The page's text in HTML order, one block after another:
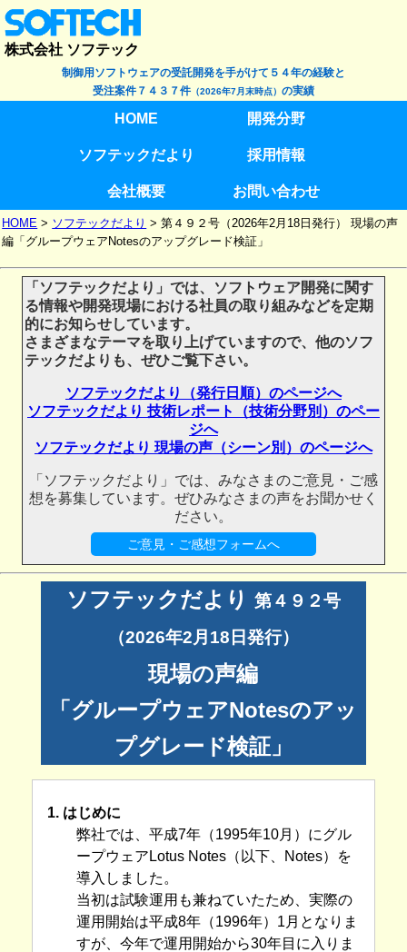
株式会社 ソフテック
制御用ソフトウェアの受託開発を手がけて５４年の経験と
受注案件７４３７件 （2026年7月末時点） の実績
HOME 開発分野
ソフテックだより 採用情報
会社概要 お問い合わせ
HOME > ソフテックだより >第４９２号（2026年2月18日発行） 現場の声
編「グループウェアNotesのアップグレード検証」
「ソフテックだより」では、ソフトウェア開発に関す
る情報や開発現場における社員の取り組みなどを定期
的にお知らせしています。
さまざまなテーマを取り上げていますので、他のソフ
テックだよりも、ぜひご覧下さい。
ソフテックだより（発行日順）のページへ
ソフテックだより 技術レポート（技術分野別）のペー
ジへ
ソフテックだより 現場の声（シーン別）のページへ
「ソフテックだより」では、みなさまのご意見・ご感
想を募集しています。ぜひみなさまの声をお聞かせく
ださい。
ご意見・ご感想フォームへ
ソフテックだより
第４９２号
（2026年2月18日発行）
現場の声編
「グループウェアNotesのアッ
プグレード検証」
1. はじめに
弊社では、平成7年（1995年10月）にグル
ープウェアLotus Notes（以下、Notes）を
導入しました。
当初は試験運用も兼ねていたため、実際の
運用開始は平成8年（1996年）1月となりま
すが、今年で運用開始から30年目に入りま